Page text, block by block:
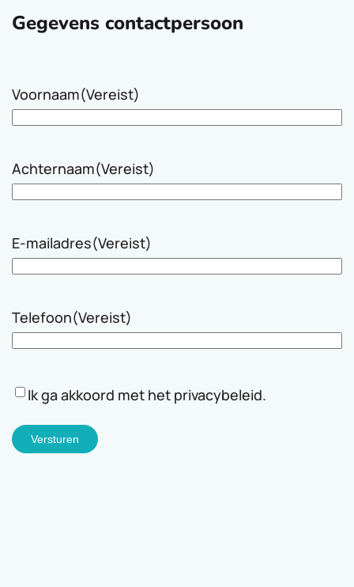
Gegevens contactpersoon
Voornaam(Vereist)
Achternaam(Vereist)
E-mailadres(Vereist)
Telefoon(Vereist)
Instemming
Ik ga akkoord met het privacybeleid.